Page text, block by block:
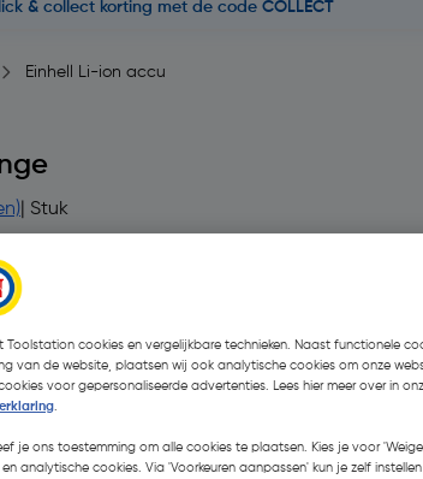
& collect korting met de code COLLECT
Einhell Li-ion accu
| Stuk
Kies productvariant(4)
Toolstation cookies en vergelijkbare technieken. Naast functionele
van de website, plaatsen wij ook analytische cookies om onze
voor gepersonaliseerde advertenties. Lees hier meer over in
.
je ons toestemming om alle cookies te plaatsen. Kies je voor
analytische cookies. Via 'Voorkeuren aanpassen' kun je zelf